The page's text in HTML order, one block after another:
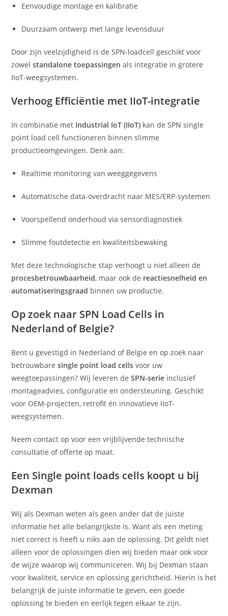
Eenvoudige montage en kalibratie
Duurzaam ontwerp met lange levensduur
Door zijn veelzijdigheid is de SPN-loadcell geschikt voor
zowelstandalone toepassingen als integratie in grotere
IIoT-weegsystemen.
Verhoog Efficiëntie met IIoT-integratie
In combinatie met Industrial IoT (IIoT) kan de SPN single
point load cell functioneren binnen slimme
productieomgevingen. Denk aan:
Realtime monitoring van weeggegevens
Automatische data-overdracht naar MES/ERP-systemen
Voorspellend onderhoud via sensordiagnostiek
Slimme foutdetectie en kwaliteitsbewaking
Met deze technologische stap verhoogt u niet alleen de
procesbetrouwbaarheid, maar ook de reactiesnelheid en
automatiseringsgraad binnen uw productie.
Op zoek naar SPN Load Cells in
Nederland of Belgie?
Bent u gevestigd in Nederland of Belgie en op zoek naar
betrouwbaresingle point load cells voor uw
weegtoepassingen? Wij leveren deSPN-serie inclusief
montageadvies, configuratie en ondersteuning. Geschikt
voor OEM-projecten, retrofit én innovatieve IIoT-
weegsystemen.
Neem contact op voor een vrijblijvende technische
consultatie of offerte op maat.
Een Single point loads cells koopt u bij
Dexman
Wij als Dexman weten als geen ander dat de juiste
informatie het alle belangrijkste is. Want als een meting
niet correct is heeft u niks aan de oplossing. Dit geldt niet
alleen voor de oplossingen dien wij bieden maar ook voor
de wijze waarop wij communiceren. Wij bij Dexman staan
voor kwaliteit, service en oplossing gerichtheid. Hierin is het
belangrijk de juiste informatie te geven, een goede
oplossing te bieden en eerlijk tegen elkaar te zijn.